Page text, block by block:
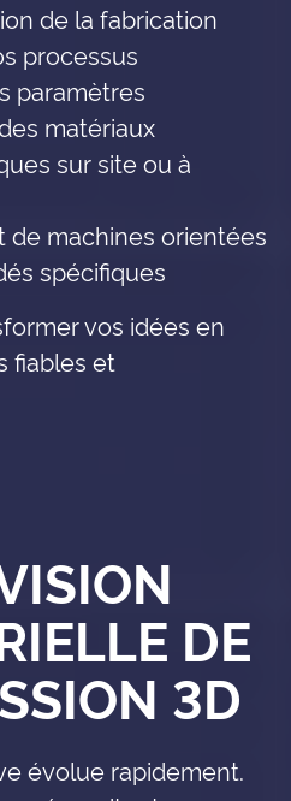
de la fabrication
processus
paramètres
matériaux
sur site ou à
de machines orientées
spécifiques
vos idées en
fiables et
DE
3D
évolue rapidement.